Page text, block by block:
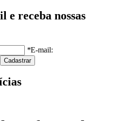
e receba nossas
*E-mail: